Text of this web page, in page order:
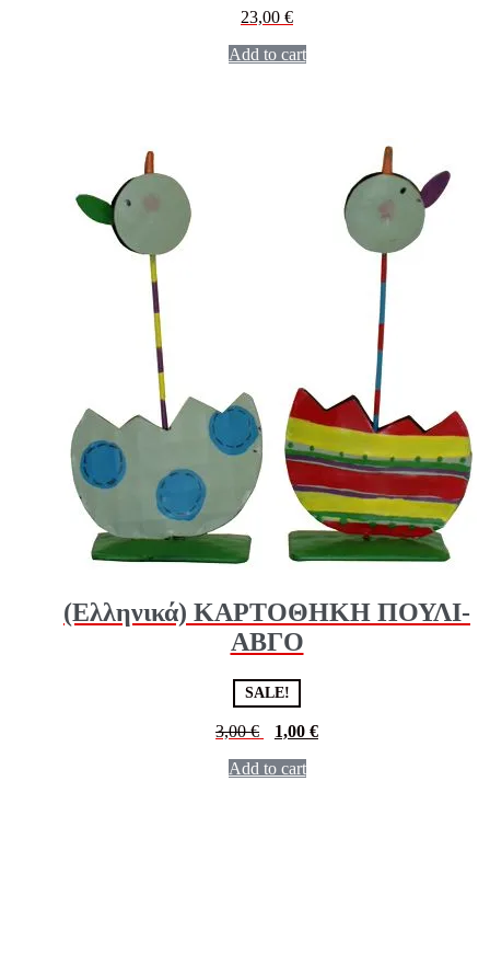
23,00 €
Add to cart
(Ελληνικά) ΚΑΡΤΟΘΗΚΗ ΠΟΥΛΙ-
ΑΒΓΟ
SALE!
3,00€ 1,00 €
Add to cart